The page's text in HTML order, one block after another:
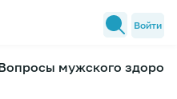
Войти
мужского